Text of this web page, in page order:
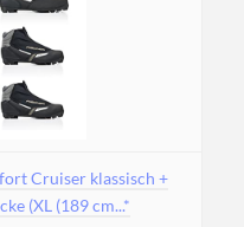
Cruiser klassisch +
(XL (189 cm...*